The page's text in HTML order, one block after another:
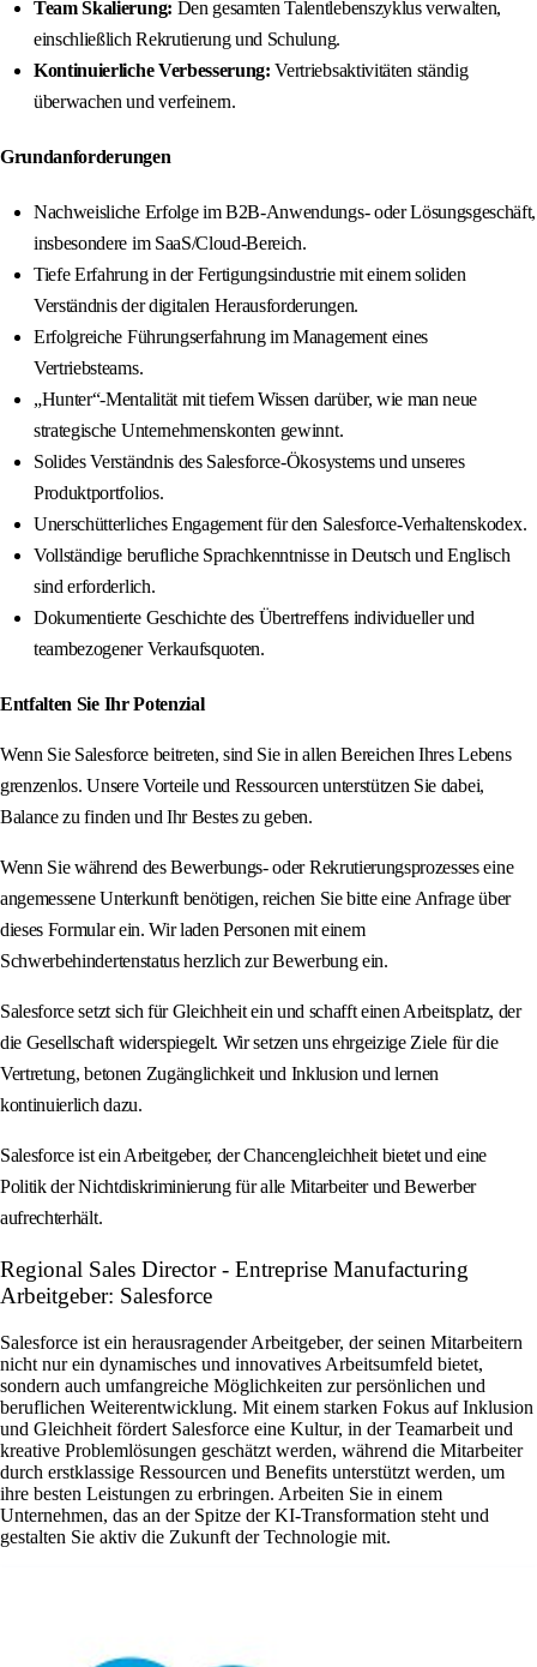
Team Skalierung: Den gesamten Talentlebenszyklus verwalten,
einschließlich Rekrutierung und Schulung.
Kontinuierliche Verbesserung: Vertriebsaktivitäten ständig
überwachen und verfeinern.
Grundanforderungen
Nachweisliche Erfolge im B2B-Anwendungs- oder Lösungsgeschäft,
insbesondere im SaaS/Cloud-Bereich.
Tiefe Erfahrung in der Fertigungsindustrie mit einem soliden
Verständnis der digitalen Herausforderungen.
Erfolgreiche Führungserfahrung im Management eines
Vertriebsteams.
„Hunter“-Mentalität mit tiefem Wissen darüber, wie man neue
strategische Unternehmenskonten gewinnt.
Solides Verständnis des Salesforce-Ökosystems und unseres
Produktportfolios.
Unerschütterliches Engagement für den Salesforce-Verhaltenskodex.
Vollständige berufliche Sprachkenntnisse in Deutsch und Englisch
sind erforderlich.
Dokumentierte Geschichte des Übertreffens individueller und
teambezogener Verkaufsquoten.
Entfalten Sie Ihr Potenzial
Wenn Sie Salesforce beitreten, sind Sie in allen Bereichen Ihres Lebens
grenzenlos. Unsere Vorteile und Ressourcen unterstützen Sie dabei,
Balance zu finden und Ihr Bestes zu geben.
Wenn Sie während des Bewerbungs- oder Rekrutierungsprozesses eine
angemessene Unterkunft benötigen, reichen Sie bitte eine Anfrage über
dieses Formular ein. Wir laden Personen mit einem
Schwerbehindertenstatus herzlich zur Bewerbung ein.
Salesforce setzt sich für Gleichheit ein und schafft einen Arbeitsplatz, der
die Gesellschaft widerspiegelt. Wir setzen uns ehrgeizige Ziele für die
Vertretung, betonen Zugänglichkeit und Inklusion und lernen
kontinuierlich dazu.
Salesforce ist ein Arbeitgeber, der Chancengleichheit bietet und eine
Politik der Nichtdiskriminierung für alle Mitarbeiter und Bewerber
aufrechterhält.
Regional Sales Director - Entreprise Manufacturing
Arbeitgeber: Salesforce
Salesforce ist ein herausragender Arbeitgeber, der seinen Mitarbeitern
nicht nur ein dynamisches und innovatives Arbeitsumfeld bietet,
sondern auch umfangreiche Möglichkeiten zur persönlichen und
beruflichen Weiterentwicklung. Mit einem starken Fokus auf Inklusion
und Gleichheit fördert Salesforce eine Kultur, in der Teamarbeit und
kreative Problemlösungen geschätzt werden, während die Mitarbeiter
durch erstklassige Ressourcen und Benefits unterstützt werden, um
ihre besten Leistungen zu erbringen. Arbeiten Sie in einem
Unternehmen, das an der Spitze der KI-Transformation steht und
gestalten Sie aktiv die Zukunft der Technologie mit.